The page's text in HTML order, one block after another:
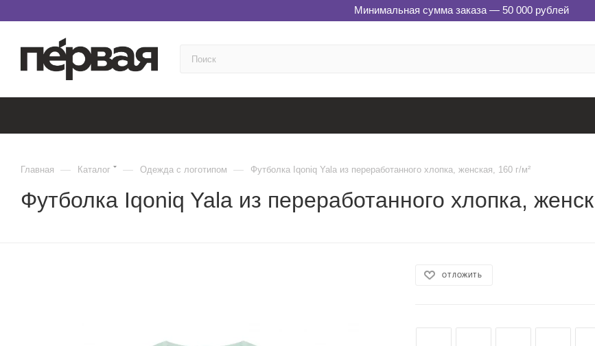
Минимальная сумма заказа — 50 000 рублей
Главная — Каталог — Одежда с логотипом — Футболка Iqoniq Yala из переработанного хлопка, женская, 160 г/м²
Футболка Iqoniq Yala из переработанного хлопка,
ОТЛОЖИТЬ